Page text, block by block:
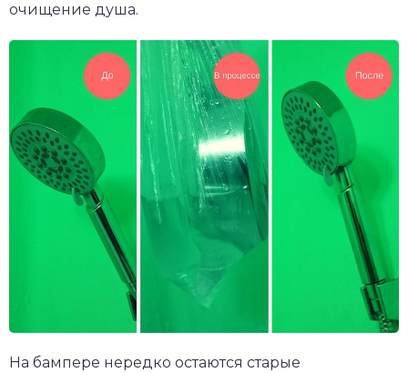
очищение душа.
На бампере нередко остаются старые